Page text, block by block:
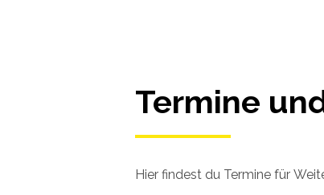
Termine
Hier findest du Termine für